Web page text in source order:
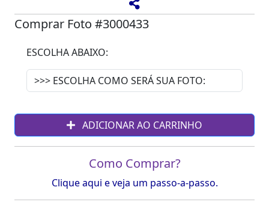
Comprar Foto #3000433
ESCOLHA ABAIXO:
ADICIONAR AO CARRINHO
Como Comprar?
Clique aqui e veja um passo-a-passo.